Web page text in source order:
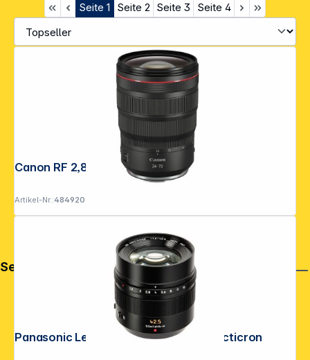
Seite 1 Seite 2 Seite 3 Seite 4
Canon RF 2,8/24-70 L IS USM
Artikel-Nr.:484920
Panasonic Leica DG 1,2/42,5 ASPH Nocticron
Service